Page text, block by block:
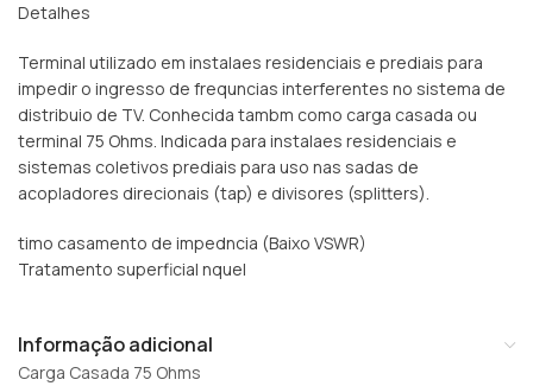
Detalhes
Terminal utilizado em instalaes residenciais e prediais para
impedir o ingresso de frequncias interferentes no sistema de
distribuio de TV. Conhecida tambm como carga casada ou
terminal 75 Ohms. Indicada para instalaes residenciais e
sistemas coletivos prediais para uso nas sadas de
acopladores direcionais (tap) e divisores (splitters).
timo casamento de impedncia (Baixo VSWR)
Tratamento superficial nquel
Informação adicional
Carga Casada 75 Ohms